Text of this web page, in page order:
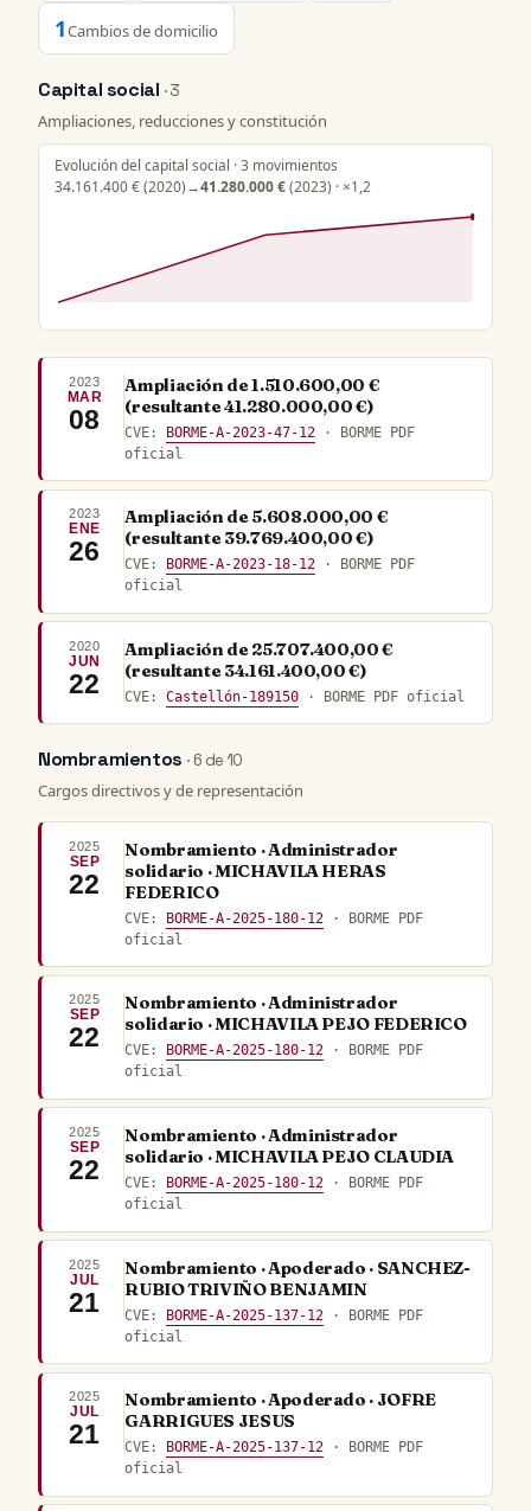
1Cambios de domicilio
Capital social · 3
Ampliaciones, reducciones y constitución
Evolución del capital social · 3 movimientos
34.161.400 €(2020)→41.280.000 €(2023) · ×1,2
2023
MAR
08
Ampliación de 1.510.600,00 €
(resultante 41.280.000,00 €)
CVE: BORME-A-2023-47-12 · BORME PDF
oficial
2023
ENE
26
Ampliación de 5.608.000,00 €
(resultante 39.769.400,00 €)
CVE: BORME-A-2023-18-12 · BORME PDF
oficial
2020
JUN
22
Ampliación de 25.707.400,00 €
(resultante 34.161.400,00 €)
CVE:Castellón-189150 · BORME PDF oficial
Nombramientos · 6 de 10
Cargos directivos y de representación
2025
SEP
22
Nombramiento · Administrador
solidario · MICHAVILA HERAS
FEDERICO
CVE: BORME-A-2025-180-12 · BORME PDF
oficial
2025
SEP
22
Nombramiento · Administrador
solidario · MICHAVILA PEJO FEDERICO
CVE: BORME-A-2025-180-12 · BORME PDF
oficial
2025
SEP
22
Nombramiento · Administrador
solidario · MICHAVILA PEJO CLAUDIA
CVE: BORME-A-2025-180-12 · BORME PDF
oficial
2025
JUL
21
Nombramiento · Apoderado · SANCHEZ-
RUBIO TRIVIÑO BENJAMIN
CVE: BORME-A-2025-137-12 · BORME PDF
oficial
2025
JUL
21
Nombramiento · Apoderado · JOFRE
GARRIGUES JESUS
CVE: BORME-A-2025-137-12 · BORME PDF
oficial